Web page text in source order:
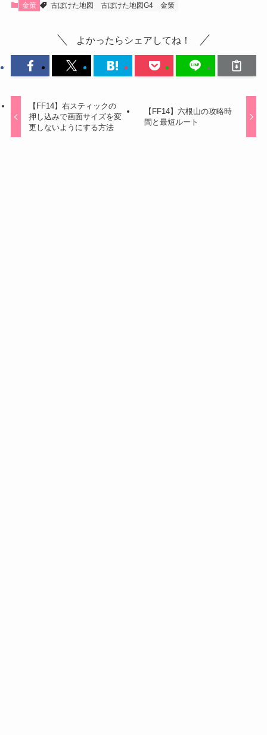
金策 古ぼけた地図 古ぼけた地図G4 金策
よかったらシェアしてね！
【FF14】右スティックの
押し込みで画面サイズを変
更しないようにする方法
【FF14】六根山の攻略時
間と最短ルート